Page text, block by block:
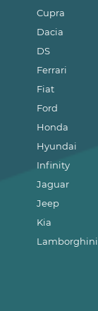
Cupra
Dacia
DS
Ferrari
Fiat
Ford
Honda
Hyundai
Infinity
Jaguar
Jeep
Kia
Lamborghini